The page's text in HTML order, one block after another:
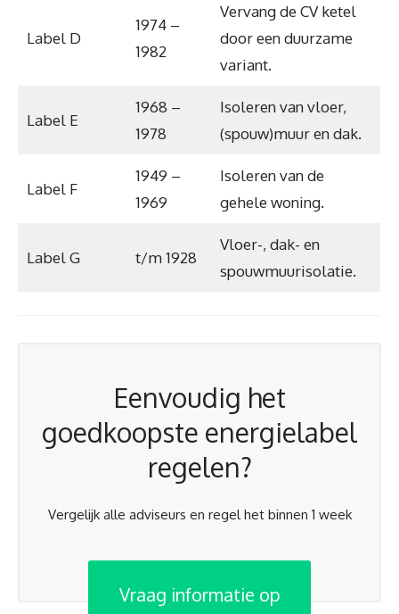
Label D
1974 –
1982
Vervang de CV ketel
door een duurzame
variant.
Label E
1968 –
1978
Isoleren van vloer,
(spouw)muur en dak.
Label F
1949 –
1969
Isoleren van de
gehele woning.
Label G t/m 1928
Vloer-, dak- en
spouwmuurisolatie.
Eenvoudig het
goedkoopste energielabel
regelen?
Vergelijk alle adviseurs en regel het binnen 1 week
Vraag informatie op